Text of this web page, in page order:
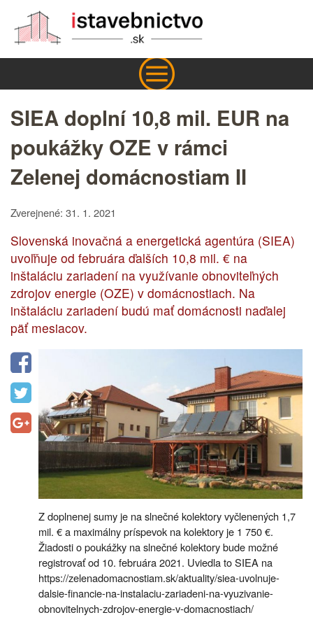
SIEA doplní 10,8 mil. EUR na
poukážky OZE v rámci
Zelenej domácnostiam II
Zverejnené: 31. 1. 2021
Slovenská inovačná a energetická agentúra (SIEA)
uvoľňuje od februára ďalších 10,8 mil. € na
inštaláciu zariadení na využívanie obnoviteľných
zdrojov energie (OZE) v domácnostiach. Na
inštaláciu zariadení budú mať domácnosti naďalej
päť mesiacov.
Z doplnenej sumy je na slnečné kolektory vyčlenených 1,7
mil. € a maximálny príspevok na kolektory je 1 750 €.
Žiadosti o poukážky na slnečné kolektory bude možné
registrovať od 10. februára 2021. Uviedla to SIEA na
https://zelenadomacnostiam.sk/aktuality/siea-uvolnuje-
dalsie-financie-na-instalaciu-zariadeni-na-vyuzivanie-
obnovitelnych-zdrojov-energie-v-domacnostiach/